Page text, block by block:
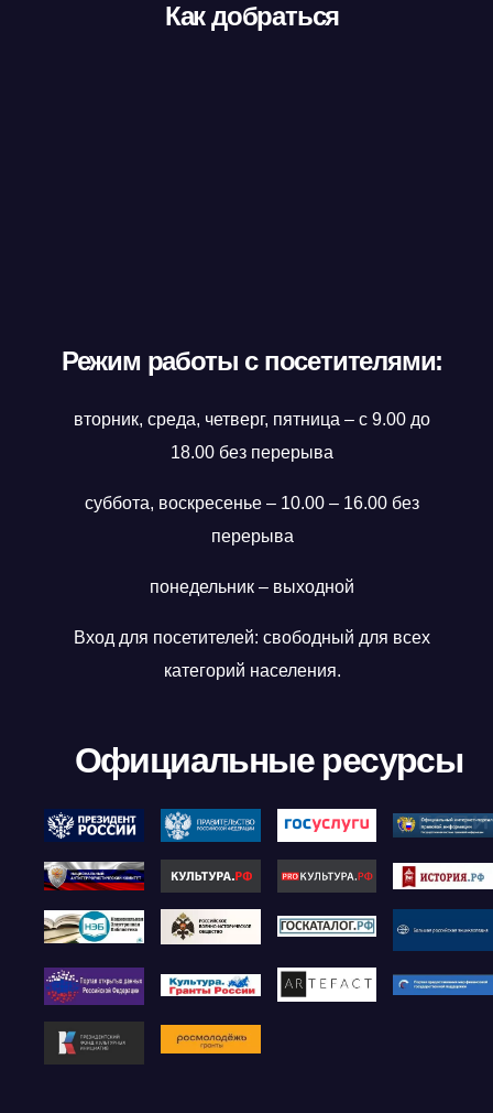
Как добраться
Режим работы с посетителями:
вторник, среда, четверг, пятница – с 9.00 до
18.00 без перерыва
суббота, воскресенье – 10.00 – 16.00 без
перерыва
понедельник – выходной
Вход для посетителей: свободный для всех
категорий населения.
Официальные ресурсы